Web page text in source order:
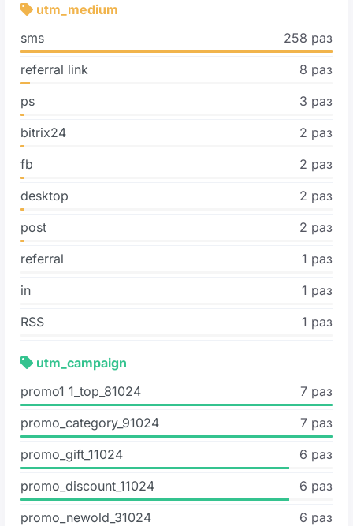
utm_medium
sms
258 раз
referral link
8 раз
ps
3 раз
bitrix24
2 раз
fb
2 раз
desktop
2 раз
post
2 раз
referral
1 раз
in
1 раз
RSS
1 раз
utm_campaign
promo1 1_top_81024
7 раз
promo_category_91024
7 раз
promo_gift_11024
6 раз
promo_discount_11024
6 раз
promo_newold_31024
6 раз